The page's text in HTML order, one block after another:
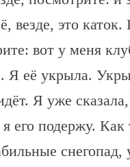
везде, это каток.
вот у меня
Я её укрыла.
Я уже
его подержу. Как
снегопад,